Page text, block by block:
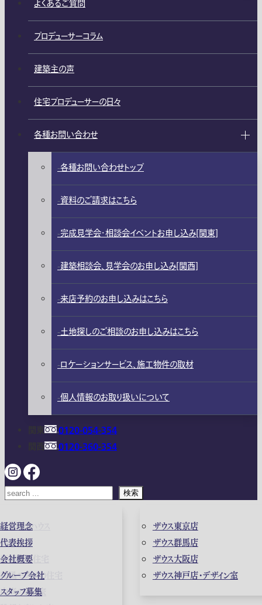
ガレージハウス
高級住宅
店舗併用住宅
和風モダンの住宅
中庭のある家
経営理念
代表挨拶
会社概要
グループ会社
スタッフ募集
ザウス東京店
ザウス群馬店
ザウス大阪店
ザウス神戸店・デザイン室
よくあるご質問
プロデューサーコラム
建築主の声
住宅プロデューサーの日々
各種お問い合わせ
各種お問い合わせトップ
資料のご請求はこちら
完成見学会・相談会イベントお申し込み[関東]
建築相談会、見学会のお申し込み[関西]
来店予約のお申し込みはこちら
土地探しのご相談のお申し込みはこちら
ロケーションサービス、施工物件の取材
個人情報のお取り扱いについて
0120-054-354
0120-360-354
検索